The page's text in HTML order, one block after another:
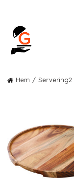
Hem Servering2